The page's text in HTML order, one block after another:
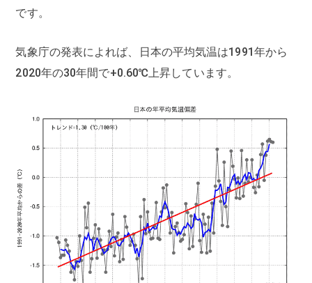
です。
気象庁の発表によれば、日本の平均気温は1991年から
2020年の30年間で+0.60℃上昇しています。